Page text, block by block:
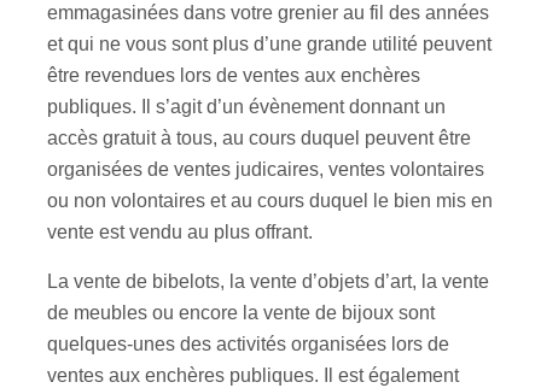
emmagasinées dans votre grenier au fil des années
et qui ne vous sont plus d’une grande utilité peuvent
être revendues lors de ventes aux enchères
publiques. Il s’agit d’un évènement donnant un
accès gratuit à tous, au cours duquel peuvent être
organisées de ventes judicaires, ventes volontaires
ou non volontaires et au cours duquel le bien mis en
vente est vendu au plus offrant.
La vente de bibelots, la vente d’objets d’art, la vente
de meubles ou encore la vente de bijoux sont
quelques-unes des activités organisées lors de
ventes aux enchères publiques. Il est également